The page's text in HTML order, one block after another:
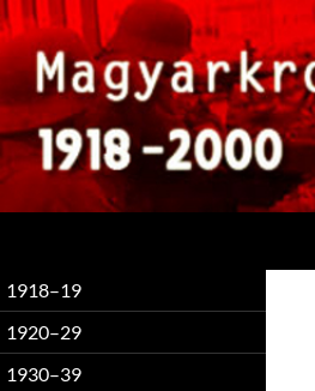
1918–19
1920–29
1930–39